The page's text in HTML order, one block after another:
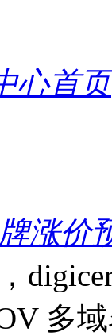
心首页
涨价
多